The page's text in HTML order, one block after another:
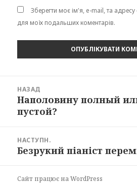
Зберегти моє ім'я, e-mail, та
для моїх подальших коментарів.
записів
НАЗАД
Попередній
запис:
Наполовину полный
пустой?
НАСТУПН.
Наступний
Безрукий піаніст
Сайт працює на WordPress